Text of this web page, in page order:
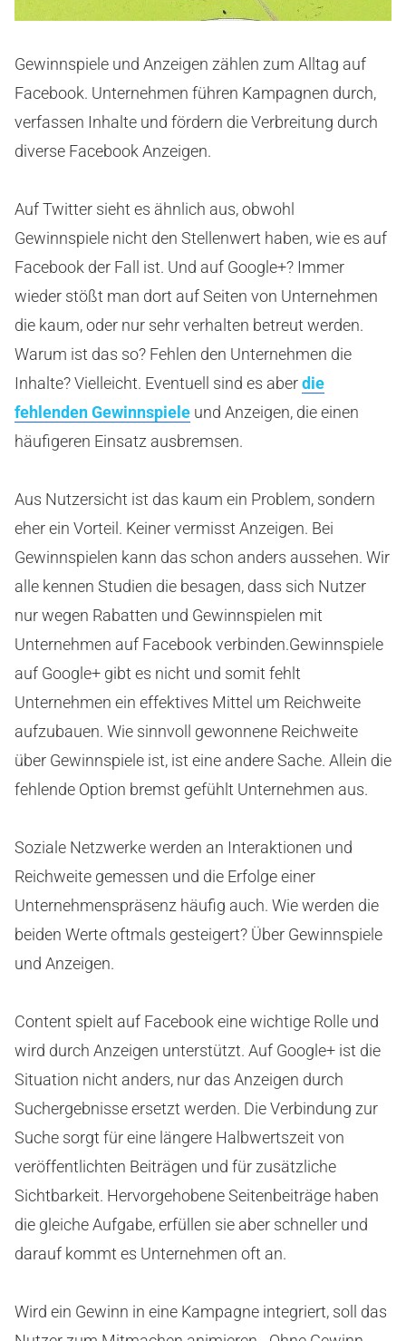
Gewinnspiele und Anzeigen zählen zum Alltag auf
Facebook. Unternehmen führen Kampagnen durch,
verfassen Inhalte und fördern die Verbreitung durch
diverse Facebook Anzeigen.
Auf Twitter sieht es ähnlich aus, obwohl
Gewinnspiele nicht den Stellenwert haben, wie es auf
Facebook der Fall ist. Und auf Google+? Immer
wieder stößt man dort auf Seiten von Unternehmen
die kaum, oder nur sehr verhalten betreut werden.
Warum ist das so? Fehlen den Unternehmen die
Inhalte? Vielleicht. Eventuell sind es aberdie
fehlenden Gewinnspiele und Anzeigen, die einen
häufigeren Einsatz ausbremsen.
Aus Nutzersicht ist das kaum ein Problem, sondern
eher ein Vorteil. Keiner vermisst Anzeigen. Bei
Gewinnspielen kann das schon anders aussehen. Wir
alle kennen Studien die besagen, dass sich Nutzer
nur wegen Rabatten und Gewinnspielen mit
Unternehmen auf Facebook verbinden.Gewinnspiele
auf Google+ gibt es nicht und somit fehlt
Unternehmen ein effektives Mittel um Reichweite
aufzubauen. Wie sinnvoll gewonnene Reichweite
über Gewinnspiele ist, ist eine andere Sache. Allein die
fehlende Option bremst gefühlt Unternehmen aus.
Soziale Netzwerke werden an Interaktionen und
Reichweite gemessen und die Erfolge einer
Unternehmenspräsenz häufig auch. Wie werden die
beiden Werte oftmals gesteigert? Über Gewinnspiele
und Anzeigen.
Content spielt auf Facebook eine wichtige Rolle und
wird durch Anzeigen unterstützt. Auf Google+ ist die
Situation nicht anders, nur das Anzeigen durch
Suchergebnisse ersetzt werden. Die Verbindung zur
Suche sorgt für eine längere Halbwertszeit von
veröffentlichten Beiträgen und für zusätzliche
Sichtbarkeit. Hervorgehobene Seitenbeiträge haben
die gleiche Aufgabe, erfüllen sie aber schneller und
darauf kommt es Unternehmen oft an.
Wird ein Gewinn in eine Kampagne integriert, soll das